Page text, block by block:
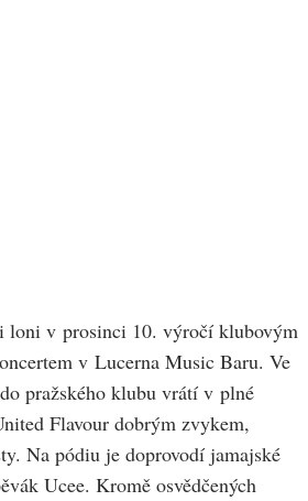
loni v prosinci 10. výročí klubovým
v Lucerna Music Baru. Ve
pražského klubu vrátí v plné
Flavour dobrým zvykem,
Na pódiu je doprovodí jamajské
Ucee. Kromě osvědčených